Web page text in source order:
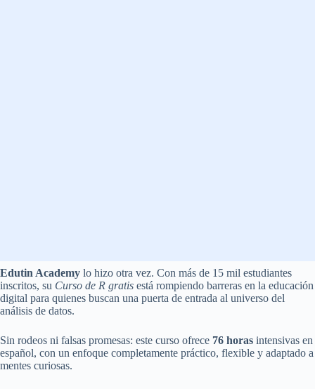
Edutin Academy lo hizo otra vez. Con más de 15 mil estudiantes
inscritos, su Curso de R gratis está rompiendo barreras en la educación
digital para quienes buscan una puerta de entrada al universo del
análisis de datos.
Sin rodeos ni falsas promesas: este curso ofrece 76 horas intensivas en
español, con un enfoque completamente práctico, flexible y adaptado a
mentes curiosas.